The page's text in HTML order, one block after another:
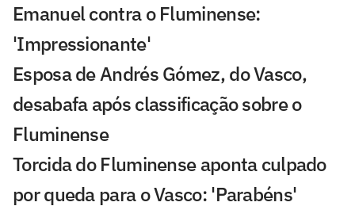
Emanuel contra o Fluminense:
'Impressionante'
Esposa de Andrés Gómez, do Vasco,
desabafa após classificação sobre o
Fluminense
Torcida do Fluminense aponta culpado
por queda para o Vasco: 'Parabéns'